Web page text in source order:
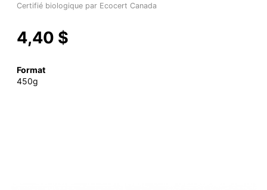
Certifié biologique par Ecocert Canada
4,40 $
Format
450g